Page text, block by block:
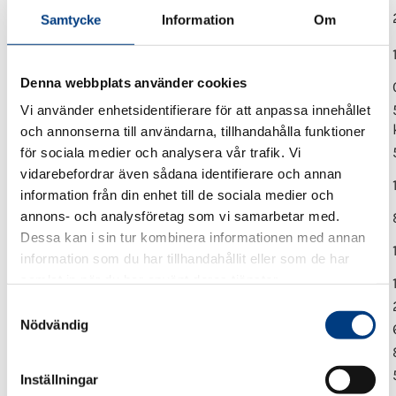
Samtycke Information Om
Denna webbplats använder cookies
Vi använder enhetsidentifierare för att anpassa innehållet
och annonserna till användarna, tillhandahålla funktioner
för sociala medier och analysera vår trafik. Vi
vidarebefordrar även sådana identifierare och annan
information från din enhet till de sociala medier och
annons- och analysföretag som vi samarbetar med.
Dessa kan i sin tur kombinera informationen med annan
information som du har tillhandahållit eller som de har
Nödvändig
Inställningar
Tillsyn av företag med trafiktillstånd enligt
Tillsyn av taxiförarlegitimation
Tillsyn av redovisningscentraler
Tillstånd för taxiförarlegitimation
Taxiförarlegitimation
Förhandsbesked taxiförarlegitimation
Undantag från föreskrifter
taxiförarlegitimation
Undantag från föreskrifter taxiprov
Avgift Vägtrafikregister
Dubblett Registreringsbevis